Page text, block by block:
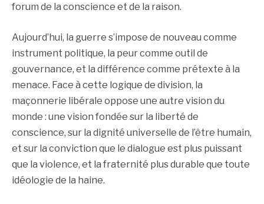
forum de la conscience et de la raison.
Aujourd’hui, la guerre s’impose de nouveau comme
instrument politique, la peur comme outil de
gouvernance, et la différence comme prétexte à la
menace. Face à cette logique de division, la
maçonnerie libérale oppose une autre vision du
monde : une vision fondée sur la liberté de
conscience, sur la dignité universelle de l’être humain,
et sur la conviction que le dialogue est plus puissant
que la violence, et la fraternité plus durable que toute
idéologie de la haine.